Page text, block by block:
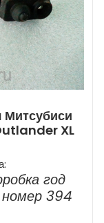
XL
год
394